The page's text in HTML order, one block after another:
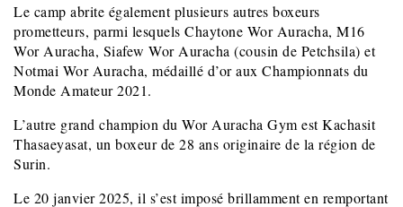
Le camp abrite également plusieurs autres boxeurs
prometteurs, parmi lesquels Chaytone Wor Auracha, M16
Wor Auracha, Siafew Wor Auracha (cousin de Petchsila) et
Notmai Wor Auracha, médaillé d’or aux Championnats du
Monde Amateur 2021.
L’autre grand champion du Wor Auracha Gym est Kachasit
Thasaeyasat, un boxeur de 28 ans originaire de la région de
Surin.
Le 20 janvier 2025, il s’est imposé brillamment en remportant